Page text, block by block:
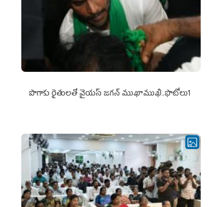
పొగాకు రైతుల‌తో వైయ‌స్ జ‌గ‌న్ ముఖాముఖి..ఫొటోలు1